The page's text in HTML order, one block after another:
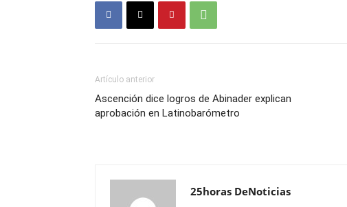
Artículo anterior
Ascención dice logros de Abinader explican
aprobación en Latinobarómetro
25horas DeNoticias